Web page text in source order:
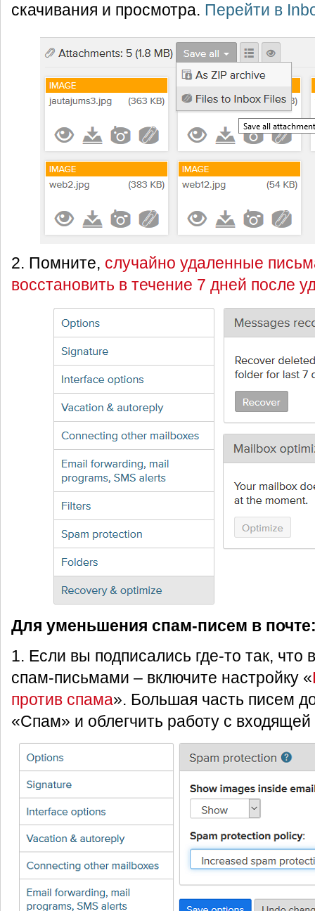
скачивания и просмотра. Перейти в
2. Помните, случайно удаленные
восстановить в течение 7 дней после
Для уменьшения спам-писем в
1. Если вы подписались где-то так, что
спам-письмами – включите настройку «
против спама». Большая часть писем
«Спам» и облегчить работу с